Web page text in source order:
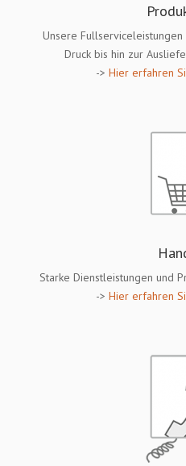
Unsere
Druck bis hin zur
->Hier erfahren
Starke Dienstleistungen und
->Hier erfahren